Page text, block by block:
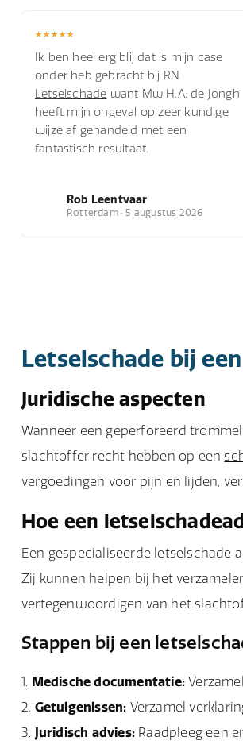
Ik ben heel erg blij dat is mijn case
onder heb gebracht bij RN
Letselschade want Mw H.A. de Jongh
heeft mijn ongeval op zeer kundige
wijze af gehandeld met een
fantastisch resultaat.
Rob Leentvaar
Rotterdam · 5 augustus 2026
Letselschade bij
Juridische aspecten
Wanneer een geperforeerd
slachtoffer recht hebben op een
vergoedingen voor pijn en lijden,
Hoe een
Een gespecialiseerde letselschade
Zij kunnen helpen bij het
vertegenwoordigen van het
Stappen bij een
Medische documentatie:
Getuigenissen: Verzamel
Juridisch advies: Raadpleeg een